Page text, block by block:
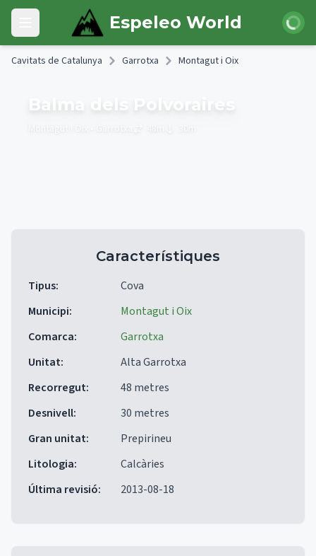
Skip to main content
Open main menu Espeleo World Iniciar
Cavitats de Catalunya Garrotxa Montagut i Oix
Balma dels Polvoraires
Característiques
Tipus:
Cova
Municipi:
Montagut i Oix
Comarca:
Garrotxa
Unitat:
Alta Garrotxa
Recorregut:
48 metres
Desnivell:
30 metres
Gran unitat:
Prepirineu
Litologia:
Calcàries
Última revisió: 2013-08-18